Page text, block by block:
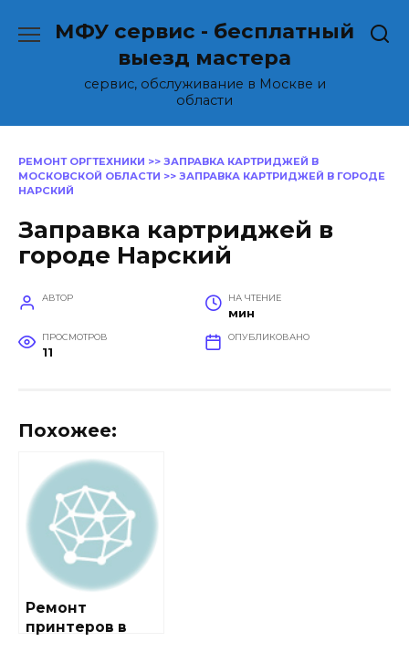
МФУ сервис - бесплатный
выезд мастера
сервис, обслуживание в Москве и
области
РЕМОНТ ОРГТЕХНИКИ >> ЗАПРАВКА КАРТРИДЖЕЙ В
МОСКОВСКОЙ ОБЛАСТИ >> ЗАПРАВКА КАРТРИДЖЕЙ В ГОРОДЕ
НАРСКИЙ
Заправка картриджей в
городе Нарский
АВТОР НА ЧТЕНИЕ
мин
ПРОСМОТРОВ
11
ОПУБЛИКОВАНО
Похожее:
Ремонт
принтеров в